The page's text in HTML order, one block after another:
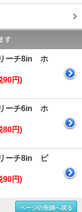
す
ーチ8in ホ
90円)
ーチ6in ホ
80円)
ーチ8in ピ
90円)
ページの先頭へ戻る